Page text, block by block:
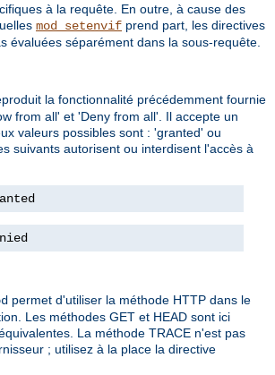
à la requête. En outre, à cause des
mod_setenvif prend part, les directives
évaluées séparément dans la sous-requête.
la fonctionnalité précédemment fournie
from all' et 'Deny from all'. Il accepte un
valeurs possibles sont : 'granted' ou
suivants autorisent ou interdisent l'accès à
permet d'utiliser la méthode HTTP dans le
Les méthodes GET et HEAD sont ici
La méthode TRACE n'est pas
; utilisez à la place la directive